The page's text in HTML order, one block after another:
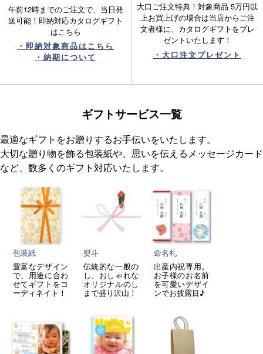
午前12時までのご注文で、当日発
送可能！即納対応カタログギフト
はこちら
・即納対象商品はこちら
・納期について
大口ご注文特典！対象商品 5万円以
上お買上げの場合は当店からご注
文者様に、カタログギフトをプレ
ゼントいたします！
・大口注文プレゼント
ギフトサービス一覧
最適なギフトをお贈りするお手伝いをいたします。
大切な贈り物を飾る包装紙や、思いを伝えるメッセージカード
など、数多くのギフト対応いたします。
包装紙
豊富なデザイン
で、用途に合わ
せてギフトをコ
ーディネイト！
熨斗
伝統的な一般の
し、おしゃれな
オリジナルのし
まで盛り沢山！
命名札
出産内祝専用。
お子様のお名前
を可愛いデザイ
ンでお披露目♪